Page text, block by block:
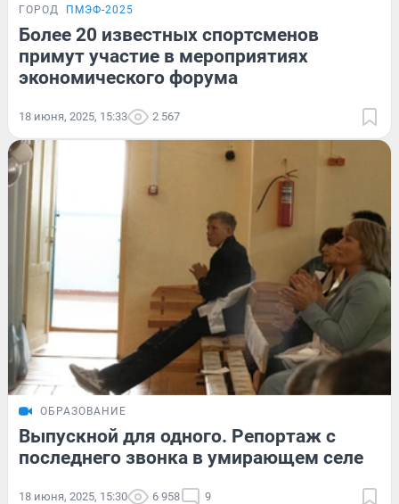
ГОРОД ПМЭФ-2025
Более 20 известных спортсменов
примут участие в мероприятиях
экономического форума
18 июня, 2025, 15:33 2 567
ОБРАЗОВАНИЕ
Выпускной для одного. Репортаж с
последнего звонка в умирающем селе
18 июня, 2025, 15:30 6 958 9